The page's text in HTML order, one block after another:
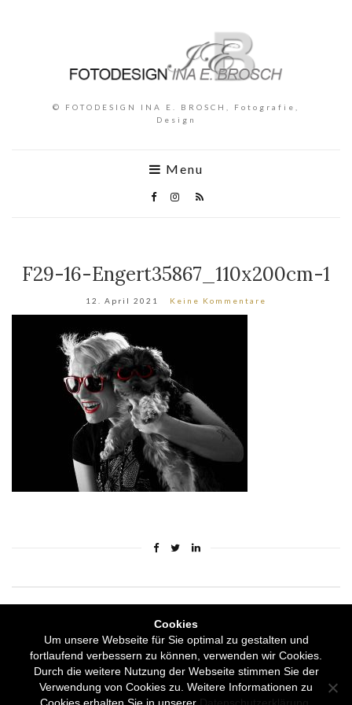
© FOTODESIGN INA E. BROSCH, Fotografie,
Design
Menu
F29-16-Engert35867_110x200cm-1
12. April 2021 Keine Kommentare
Cookies
Um unsere Webseite für Sie optimal zu gestalten und
fortlaufend verbessern zu können, verwenden wir Cookies.
Durch die weitere Nutzung der Webseite stimmen Sie der
Verwendung von Cookies zu. Weitere Informationen zu